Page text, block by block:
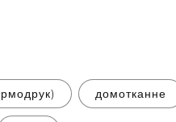
домотканне